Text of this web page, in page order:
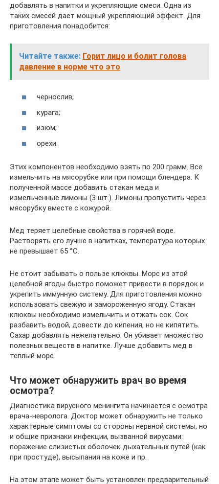
добавлять в напитки и укрепляющие смеси. Одна из
таких смесей дает мощный укрепляющий эффект. Для
приготовления понадобится:
Читайте также: Горит лицо и болит голова
давление в норме что это
чернослив;
курага;
изюм;
орехи.
Этих компонентов необходимо взять по 200 грамм. Все
измельчить на мясорубке или при помощи блендера. К
полученной массе добавить стакан меда и
измельченные лимоны (3 шт.). Лимоны пропустить через
мясорубку вместе с кожурой.
Мед теряет целебные свойства в горячей воде.
Растворять его лучше в напитках, температура которых
не превышает 65 °С.
Не стоит забывать о пользе клюквы. Морс из этой
целебной ягоды быстро поможет привести в порядок и
укрепить иммунную систему. Для приготовления можно
использовать свежую и замороженную ягоду. Стакан
клюквы необходимо измельчить и отжать сок. Сок
разбавить водой, довести до кипения, но не кипятить.
Сахар добавлять нежелательно. Он убивает множество
полезных веществ в напитке. Лучше добавить мед в
теплый морс.
Что может обнаружить врач во время
осмотра?
Диагностика вирусного менингита начинается с осмотра
врача-невролога. Доктор может обнаружить не только
характерные симптомы со стороны нервной системы, но
и общие признаки инфекции, вызванной вирусами:
поражение слизистых оболочек дыхательных путей (как
при простуде), высыпания на коже и пр.
На этом этапе может быть установлен предварительный